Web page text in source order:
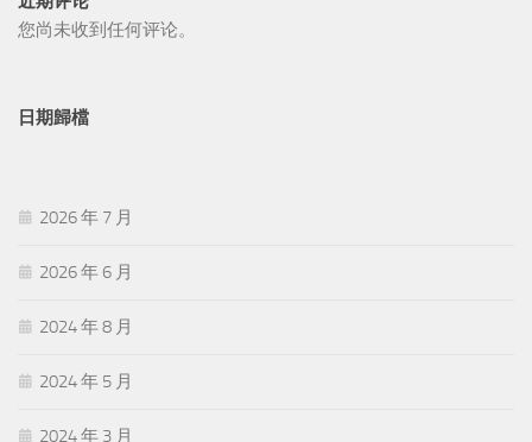
您尚未收到任何评论。
日期歸檔
2026 年 7 月
2026 年 6 月
2024 年 8 月
2024 年 5 月
2024 年 3 月